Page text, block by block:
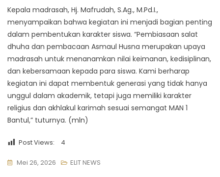
Kepala madrasah, Hj. Mafrudah, S.Ag., M.Pd.I.,
menyampaikan bahwa kegiatan ini menjadi bagian penting
dalam pembentukan karakter siswa. “Pembiasaan salat
dhuha dan pembacaan Asmaul Husna merupakan upaya
madrasah untuk menanamkan nilai keimanan, kedisiplinan,
dan kebersamaan kepada para siswa. Kami berharap
kegiatan ini dapat membentuk generasi yang tidak hanya
unggul dalam akademik, tetapi juga memiliki karakter
religius dan akhlakul karimah sesuai semangat MAN 1
Bantul,” tuturnya. (mln)
Post Views: 4
Mei 26, 2026 ELIT NEWS